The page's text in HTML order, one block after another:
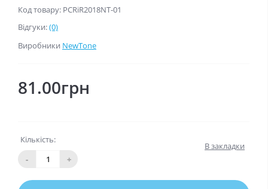
Код товару: PCRiR2018NT-01
Відгуки:(0)
Виробники NewTone
81.00грн
Кількість:
-
+
В закладки